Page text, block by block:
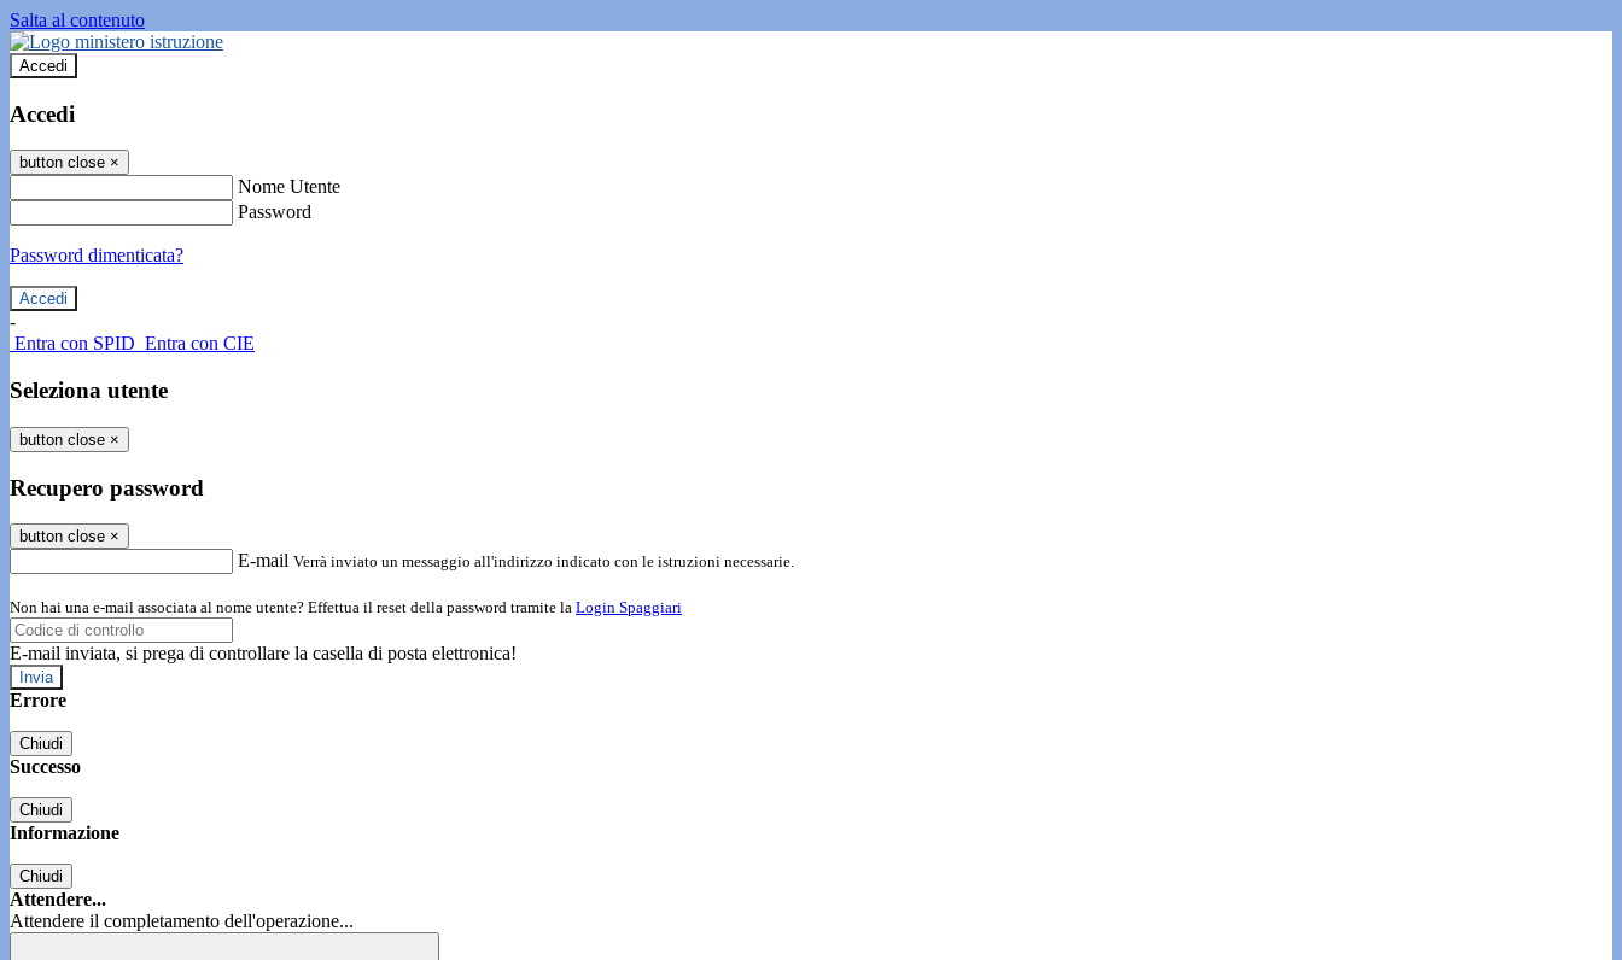
Salta al contenuto
Accedi
Accedi
button close ×
Nome Utente
Password
Password dimenticata?
-
Entra con SPID Entra con CIE
Seleziona utente
button close ×
Recupero password
button close ×
E-mail Verrà inviato un messaggio all'indirizzo indicato con le istruzioni necessarie.
Non hai una e-mail associata al nome utente? Effettua il reset della password tramite la Login Spaggiari
E-mail inviata, si prega di controllare la casella di posta elettronica!
Errore
Chiudi
Successo
Chiudi
Informazione
Chiudi
Attendere...
Attendere il completamento dell'operazione...